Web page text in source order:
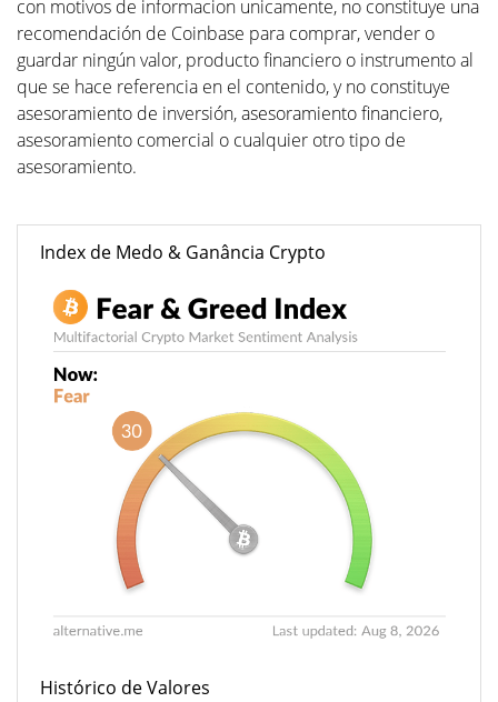
con motivos de informacion unicamente, no constituye una
recomendación de Coinbase para comprar, vender o
guardar ningún valor, producto financiero o instrumento al
que se hace referencia en el contenido, y no constituye
asesoramiento de inversión, asesoramiento financiero,
asesoramiento comercial o cualquier otro tipo de
asesoramiento.
Index de Medo & Ganância Crypto
Histórico de Valores